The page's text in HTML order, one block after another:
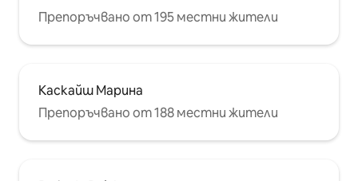
Препоръчвано от 195 местни жители
Каскайш Марина
Препоръчвано от 188 местни жители